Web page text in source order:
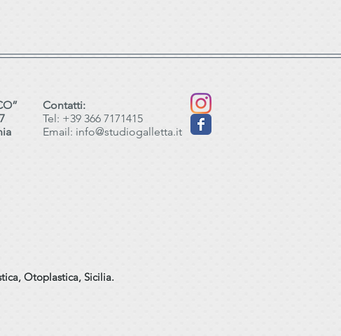
Contatti:
Tel: +39 366 7171415
Email: info@studiogalletta.it
Otoplastica, Sicilia.